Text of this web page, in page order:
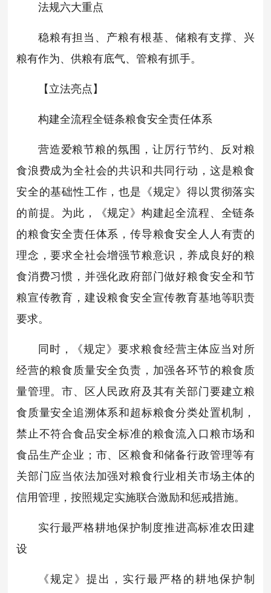
法规六大重点
稳粮有担当、产粮有根基、储粮有支撑、兴
粮有作为、供粮有底气、管粮有抓手。
【立法亮点 】
构建全流程全链条粮食安全责任体系
营造爱粮节粮的氛围，让厉行节约、反对粮
食浪费成为全社会的共识和共同行动，这是粮食
安全的基础性工作，也是《规定》得以贯彻落实
的前提。为此，《规定》构建起全流程、全链条
的粮食安全责任体系，传导粮食安全人人有责的
理念，要求全社会增强节粮意识，养成良好的粮
食消费习惯，并强化政府部门做好粮食安全和节
粮宣传教育，建设粮食安全宣传教育基地等职责
要求。
同时，《规定》要求粮食经营主体应当对所
经营的粮食质量安全负责，加强各环节的粮食质
量管理。市、区人民政府及其有关部门要建立粮
食质量安全追溯体系和超标粮食分类处置机制，
禁止不符合食品安全标准的粮食流入口粮市场和
食品生产企业；市、区粮食和储备行政管理等有
关部门应当依法加强对粮食行业相关市场主体的
信用管理，按照规定实施联合激励和惩戒措施。
实行最严格耕地保护制度推进高标准农田建
设
《规定》提出，实行最严格的耕地保护制